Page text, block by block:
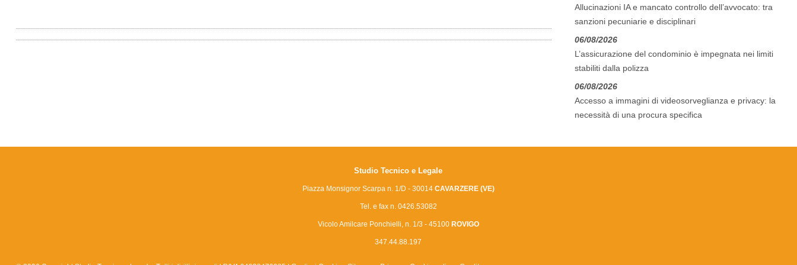
Allucinazioni IA e mancato controllo dell’avvocato: tra
sanzioni pecuniarie e disciplinari
06/08/2026
L’assicurazione del condominio è impegnata nei limiti
stabiliti dalla polizza
06/08/2026
Accesso a immagini di videosorveglianza e privacy: la
necessità di una procura specifica
Studio Tecnico e Legale
Piazza Monsignor Scarpa n. 1/D - 30014CAVARZERE (VE)
Tel. e fax n. 0426.53082
Vicolo Amilcare Ponchielli, n. 1/3 - 45100ROVIGO
347.44.88.197